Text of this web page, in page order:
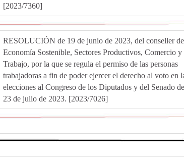
[2023/7360]
RESOLUCIÓN de 19 de junio de 2023, del conseller de
Economía Sostenible, Sectores Productivos, Comercio y
Trabajo, por la que se regula el permiso de las personas
trabajadoras a fin de poder ejercer el derecho al voto en
elecciones al Congreso de los Diputados y del Senado
23 de julio de 2023. [2023/7026]